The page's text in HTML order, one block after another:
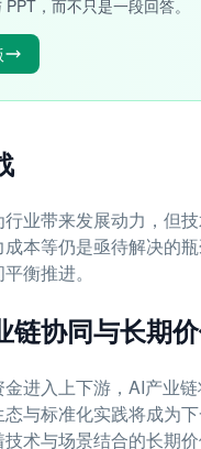
，而不只是一段回答。
业带来发展动力，但
本等仍是亟待解决的
衡推进。
链协同与长期
进入上下游，AI产业
与标准化实践将成为
术与场景结合的长期价